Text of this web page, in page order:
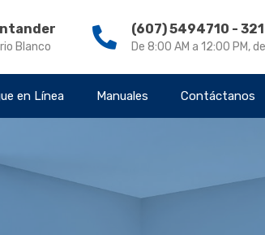
Blanco
(607) 5494710 -
De 8:00 AM a 12:00 PM,
en Línea Manuales Contáctanos